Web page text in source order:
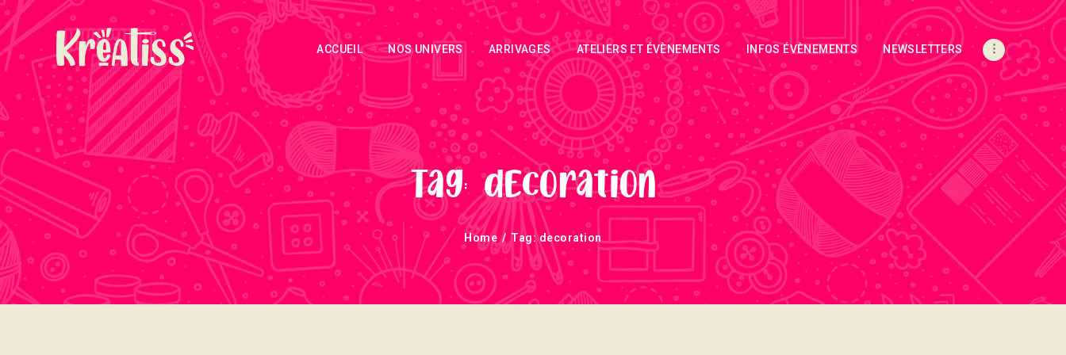
ACCUEIL NOS UNIVERS ARRIVAGES ATELIERS ET ÉVÈNEMENTS INFOS ÉVÈNEMENTS NEWSLETTERS
Tag: decoration
Home Tag: decoration
ACCUEIL
NOS UNIVERS
ARRIVAGES
ATELIERS ET
ÉVÈNEMENTS
INFOS
ÉVÈNEMENTS
NEWSLETTERS